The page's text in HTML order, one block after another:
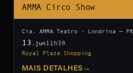
AMMA Circo Show
Cia. AMMA Teatro · Londrina — PR
13 .jun 11h30
Royal Plaza Shopping
MAIS DETALHES →